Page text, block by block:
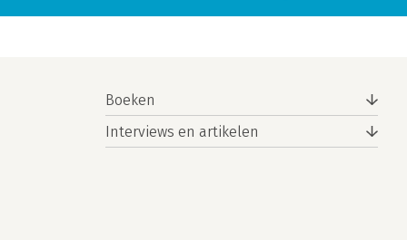
Boeken
Interviews en artikelen
Personen